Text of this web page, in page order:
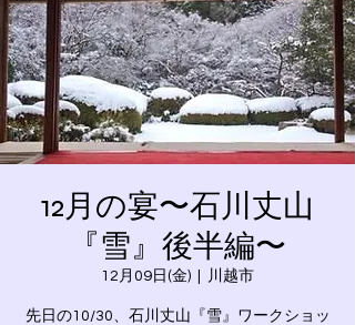
12月の宴〜石川丈山
『雪』後半編〜
12月09日(金) 川越市
先日の10/30、石川丈山『雪』ワークショッ